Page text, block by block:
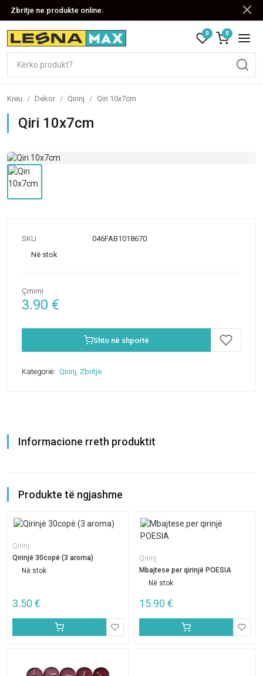
Zbritje ne produkte online.
0 0
Kreu / Dekor / Qirinj / Qiri 10x7cm
Qiri 10x7cm
SKU
046FAB1018670
Në stok
Çmimi
3.90 €
Shto në shportë
Kategorië: Qirinj, Zbritje
Informacione rreth produktit
Produkte të ngjashme
Qirinj
Qirinjë 30copë (3 aroma)
Në stok
3.50 €
Qirinj
Mbajtese per qirinjë POESIA
Në stok
15.90 €